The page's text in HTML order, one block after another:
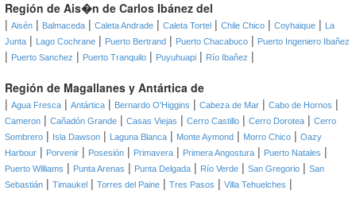
Región de Ais�n de Carlos Ibánez del
| Aisén | Balmaceda | Caleta Andrade | Caleta Tortel | Chile Chico | Coyhaique |
La
Junta | Lago Cochrane | Puerto Bertrand | Puerto Chacabuco | Puerto Ingeniero Ibañez
| Puerto Sanchez | Puerto Tranquilo | Puyuhuapi | Río Ibañez |
Región de Magallanes y Antártica de
| Agua Fresca | Antártica | Bernardo O'Higgins | Cabeza de Mar | Cabo de Hornos |
Cameron | Cañadón Grande | Casas Viejas | Cerro Castillo | Cerro Dorotea | Cerro
Sombrero | Isla Dawson | Laguna Blanca | Monte Aymond | Morro Chico | Oazy
Harbour | Porvenir | Posesión | Primavera | Primera Angostura | Puerto Natales |
Puerto Williams | Punta Arenas | Punta Delgada | Río Verde | San Gregorio | San
Sebastián | Timaukel | Torres del Paine | Tres Pasos | Villa Tehuelches |